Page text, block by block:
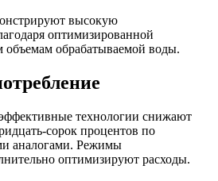
высокую
оптимизированной
обрабатываемой воды.
технологии снижают
сорок процентов по
аналогами. Режимы
оптимизируют расходы.